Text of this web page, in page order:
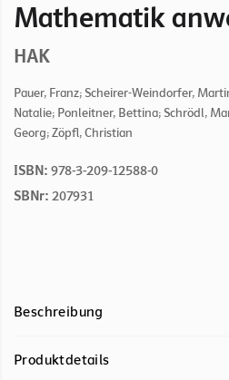
Mathematik
HAK
Pauer, Franz; Scheirer-Weindorfer,
Natalie; Ponleitner, Bettina; Schrödl,
Georg; Zöpfl, Christian
ISBN: 978-3-209-12588-0
SBNr: 207931
Beschreibung
Produktdetails